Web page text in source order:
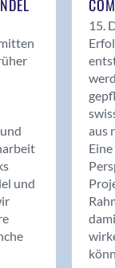
und
15.
aus